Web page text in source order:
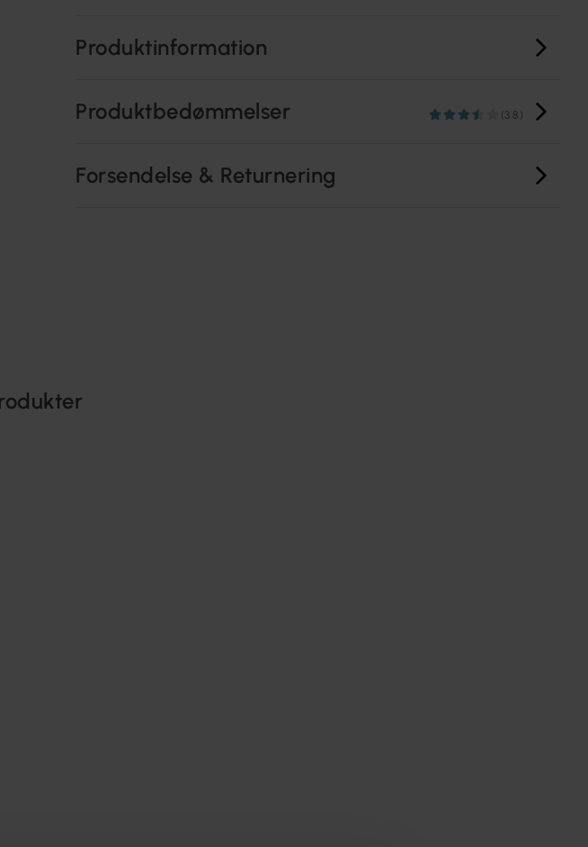
Produktinformation
Produktbedømmelser (3.8)
Forsendelse & Returnering